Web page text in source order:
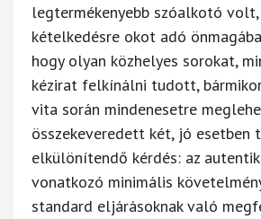
legtermékenyebb szóalkotó
kételkedésre okot adó
hogy olyan közhelyes sorokat,
kézirat felkínálni tudott,
vita során mindenesetre
összekeveredett két, jó esetben
elkülönítendő kérdés: az
vonatkozó minimális
standard eljárásoknak való